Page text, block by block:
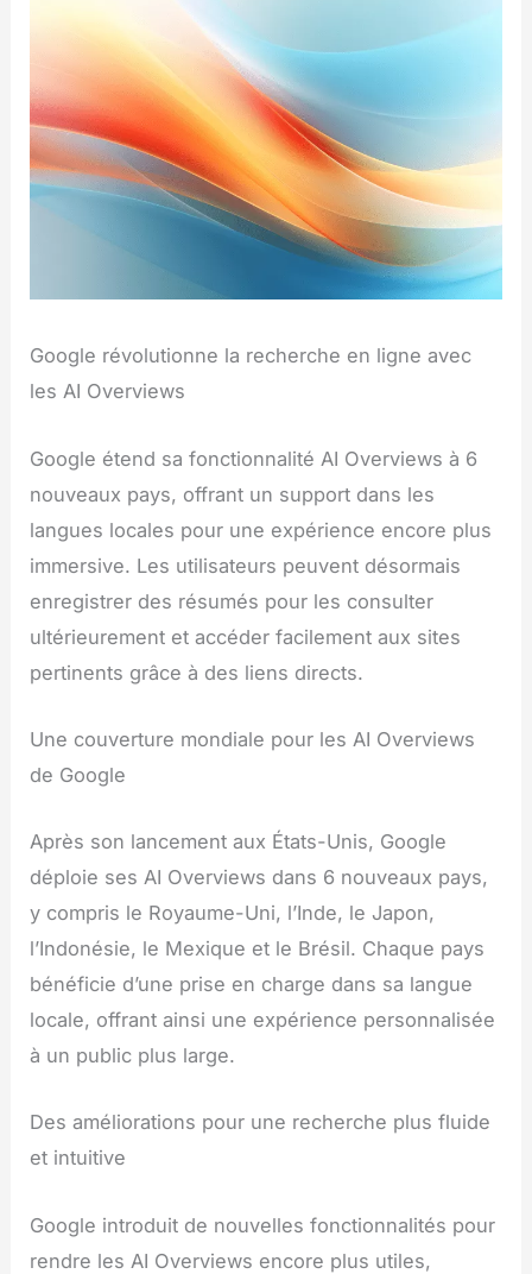
Google révolutionne la recherche en ligne avec
les AI Overviews
Google étend sa fonctionnalité AI Overviews à 6
nouveaux pays, offrant un support dans les
langues locales pour une expérience encore plus
immersive. Les utilisateurs peuvent désormais
enregistrer des résumés pour les consulter
ultérieurement et accéder facilement aux sites
pertinents grâce à des liens directs.
Une couverture mondiale pour les AI Overviews
de Google
Après son lancement aux États-Unis, Google
déploie ses AI Overviews dans 6 nouveaux pays,
y compris le Royaume-Uni, l’Inde, le Japon,
l’Indonésie, le Mexique et le Brésil. Chaque pays
bénéficie d’une prise en charge dans sa langue
locale, offrant ainsi une expérience personnalisée
à un public plus large.
Des améliorations pour une recherche plus fluide
et intuitive
Google introduit de nouvelles fonctionnalités pour
rendre les AI Overviews encore plus utiles,